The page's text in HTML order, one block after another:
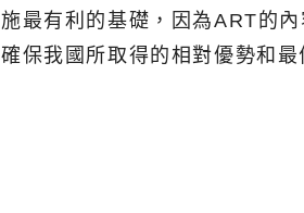
最有利的基礎，因為ART的
保我國所取得的相對優勢和最